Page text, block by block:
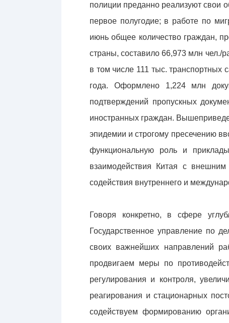
полиции преданно реализуют свои
первое полугодие; в работе по
июнь общее количество граждан,
страны, составило 66,973 млн чел./
в том числе 111 тыс. транспортных
года. Оформлено 1,224 млн
подтверждений пропускных
иностранных граждан.
эпидемии и строгому пресечению
функциональную роль и
взаимодействия Китая с
содействия внутреннего и
Говоря конкретно, в сфере
Государственное управление по
своих важнейших направлений
продвигаем меры по
регулирования и контроля,
реагирования и стационарных
содействуем формированию